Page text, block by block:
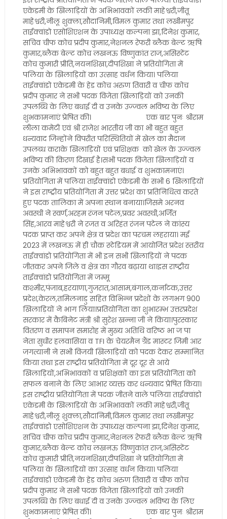
एकेडमी के खिलाड़ियों के अभिभावकों लकी माहेश्वरी,जीतू
माहेश्वरी,नीलू शुक्ला,सौदानिमी,विमल कुमार तथा लखीमपुर
ताईक्वांडो एसोशिएशन के उपाध्यक्ष कल्पना झा,दिनेश कुमार,
सचिव चीफ कोच प्रदीप कुमार,नेशनल रेफरी ब्लैक बेल्ट ऋषि
कुमार,ब्लैक बेल्ट कोच लखनऊ विष्णुकांत राज,असिस्टेंट
कोच कुमारी प्रीति,नयनशिखा,दीपशिखा ने प्रतियोगिता में
पलिया के खिलाड़ियों का उत्साह वर्धन किया। पलिया
ताईक्वांडो एकेडमी के हेड कोच अरुण तिवारी व चीफ कोच
प्रदीप कुमार ने सभी पदक विजेता खिलाड़ियों को उनकी
उपलब्धि के लिए बधाई दी व उनके उज्ज्वल भविष्य के लिए
शुभकामनाएं प्रेषित की। एक बार पुनः श्रीराम
लीला कमेटी एवं श्री राजेश भारतीय जी का भी बहुत बहुत
धन्यवाद जिन्होंने विपरीत परिस्थितियों में खेल का मैदान
उपलब्ध कराके खिलाड़ियों एवं प्रशिक्षक को खेल के उज्ज्वल
भविष्य की किरण दिखाई है।सभी पदक विजेता खिलाड़ियों व
उनके अभिभावकों को बहुत बहुत बधाई व शुभकामनाएं।
प्रतियोगिता में पलिया ताईक्वांडो एकेडमी के सभी 6 खिलाड़ियों
ने इस राष्ट्रीय प्रतियोगिता में उत्तर प्रदेश का प्रतिनिधित्व करते
हुए पदक तालिका में अपना स्थान बनाया।जिसमे अरनव
अवस्थी ने स्वर्ण,अरहम रंजन पटेल,प्रवर अवस्थी,अर्जित
सिंह,आरव माहेश्वरी ने रजत व अरिहंत रंजन पटेल ने कांस्य
पदक प्राप्त कर अपने क्षेत्र व प्रदेश का परचम लहराया। मई
2023 में लखनऊ में ही चौक स्टेडियम में आयोजित प्रदेश स्तरीय
ताईक्वांडो प्रतियोगिता में भी इन सभी खिलाड़ियों ने पदक
जीतकर अपने जिले व क्षेत्र का गौरव बढ़ाया था।इस राष्ट्रीय
ताईक्वांडो प्रतियोगिता में जम्मू
कश्मीर,पंजाब,हरयाणा,गुजरात,आसाम,बंगाल,कर्नाटक,उत्तर
प्रदेश,केरल,तमिलनाडु सहित विभिन्न प्रदेशों के लगभग 900
खिलाड़ियों ने भाग लिया।प्रतियोगिता का शुभारम्भ उत्तरप्रदेश
सरकार में कैबिनेट मंत्री श्री सुरेश खन्ना जी ने किया।पुरस्कार
वितरण व समापन समारोह में मुख्य अतिथि वरिष्ठ भा ज पा
नेता सुधीर हलवासिया व TFI के चेयरमैन ग्रैंड मास्टर जिमी आर
जगत्यानी ने सभी विजयी खिलाड़ियों को पदक देकर सम्मानित
किया तथा इस राष्ट्रीय प्रतियोगिता में दूर दूर से आये
खिलाड़ियों,अभिभावकों व प्रशिक्षकों का इस प्रतियोगिता को
सफल बनाने के लिए आभार व्यक्त कर धन्यवाद प्रेषित किया।
इस राष्ट्रीय प्रतियोगिता में पदक जीतने वाले पलिया ताईक्वांडो
एकेडमी के खिलाड़ियों के अभिभावकों लकी माहेश्वरी,जीतू
माहेश्वरी,नीलू शुक्ला,सौदानिमी,विमल कुमार तथा लखीमपुर
ताईक्वांडो एसोशिएशन के उपाध्यक्ष कल्पना झा,दिनेश कुमार,
सचिव चीफ कोच प्रदीप कुमार,नेशनल रेफरी ब्लैक बेल्ट ऋषि
कुमार,ब्लैक बेल्ट कोच लखनऊ विष्णुकांत राज,असिस्टेंट
कोच कुमारी प्रीति,नयनशिखा,दीपशिखा ने प्रतियोगिता में
पलिया के खिलाड़ियों का उत्साह वर्धन किया। पलिया
ताईक्वांडो एकेडमी के हेड कोच अरुण तिवारी व चीफ कोच
प्रदीप कुमार ने सभी पदक विजेता खिलाड़ियों को उनकी
उपलब्धि के लिए बधाई दी व उनके उज्ज्वल भविष्य के लिए
शुभकामनाएं प्रेषित की। एक बार पुनः श्रीराम